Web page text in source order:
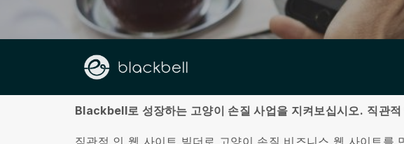
회사 소개
Blackbell로 성장하는 고양이 손질 사업을 지켜보십시오. 직관
직관적 인 웹 사이트 빌더로 고양이 손질 비즈니스 웹 사이트를